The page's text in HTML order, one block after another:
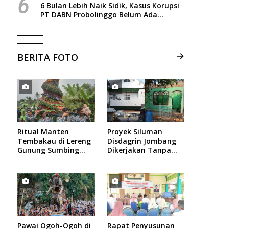
6 Bulan Lebih Naik Sidik, Kasus Korupsi
PT DABN Probolinggo Belum Ada
BERITA FOTO
Ritual Manten
Tembakau di Lereng
Gunung Sumbing
Proyek Siluman
Disdagrin Jombang
Dikerjakan Tanpa
Pawai Ogoh-Ogoh di Rapat Penyusunan